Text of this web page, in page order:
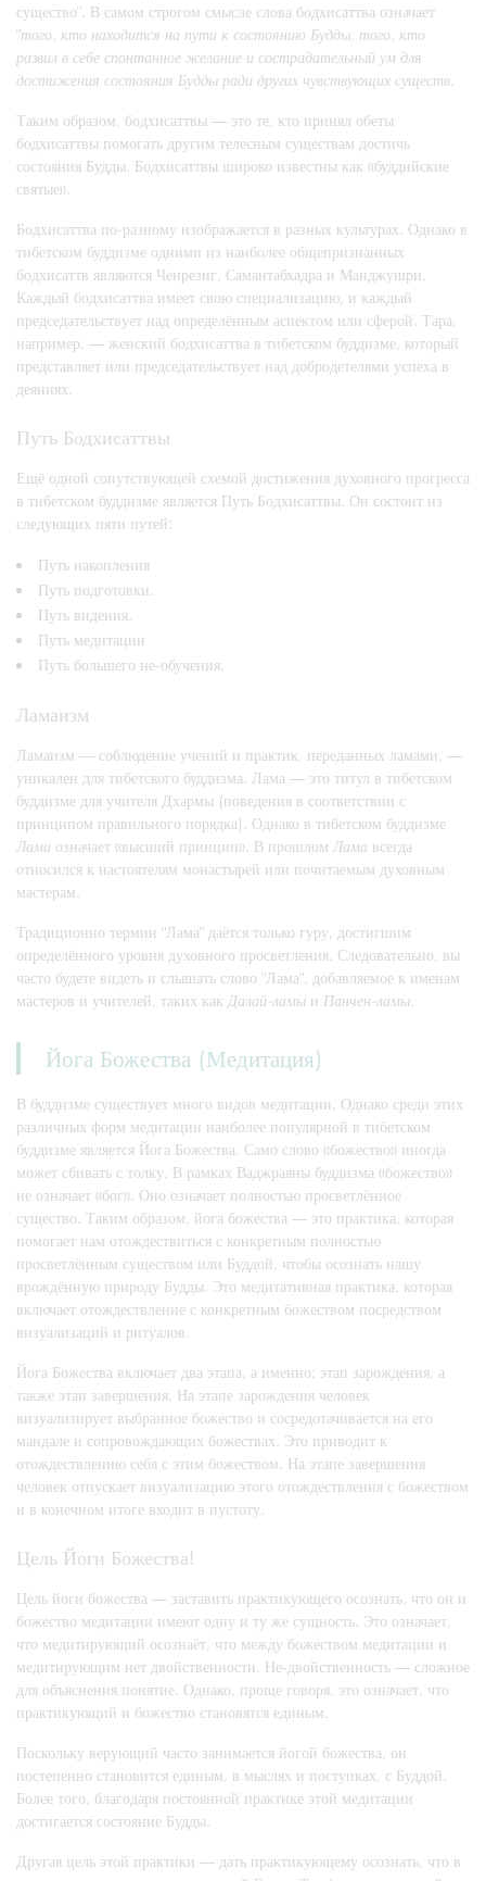
существо". В самом строгом смысле слова бодхисаттва означает
"того, кто находится на пути к состоянию Будды, того, кто
развил в себе спонтанное желание и сострадательный ум для
достижения состояния Будды ради других чувствующих существ
Таким образом, бодхисаттвы — это те, кто принял обеты
бодхисаттвы помогать другим телесным существам достичь
состояния Будды. Бодхисаттвы широко известны как «буддийские
святые».
Бодхисаттва по-разному изображается в разных культурах. Однако в
тибетском буддизме одними из наиболее общепризнанных
бодхисаттв являются Ченрезиг, Самантабхадра и Манджушри.
Каждый бодхисаттва имеет свою специализацию, и каждый
председательствует над определённым аспектом или сферой. Тара,
например, — женский бодхисаттва в тибетском буддизме, который
представляет или председательствует над добродетелями успеха в
деяниях.
Путь Бодхисаттвы
Ещё одной сопутствующей схемой достижения духовного прогресса
в тибетском буддизме является Путь Бодхисаттвы. Он состоит из
следующих пяти путей:
Путь накопления
Путь подготовки.
Путь видения.
Путь медитации
Путь большего не-обучения.
Ламаизм
Ламаизм — соблюдение учений и практик, переданных ламами, —
уникален для тибетского буддизма. Лама — это титул в тибетском
буддизме для учителя Дхармы (поведения в соответствии с
принципом правильного порядка). Однако в тибетском буддизме
Лама означает «высший принцип». В прошлом Лама всегда
относился к настоятелям монастырей или почитаемым духовным
мастерам.
Традиционно термин "Лама" даётся только гуру, достигшим
определённого уровня духовного просветления. Следовательно, вы
часто будете видеть и слышать слово "Лама", добавляемое к именам
мастеров и учителей, таких как Далай-ламы и Панчен-ламы
Йога Божества (Медитация)
В буддизме существует много видов медитации. Однако среди этих
различных форм медитации наиболее популярной в тибетском
буддизме является Йога Божества. Само слово «божество» иногда
может сбивать с толку. В рамках Ваджраяны буддизма «божество»
не означает «бог». Оно означает полностью просветлённое
существо. Таким образом, йога божества — это практика, которая
помогает нам отождествиться с конкретным полностью
просветлённым существом или Буддой, чтобы осознать нашу
врождённую природу Будды. Это медитативная практика, которая
включает отождествление с конкретным божеством посредством
визуализаций и ритуалов.
Йога Божества включает два этапа, а именно: этап зарождения, а
также этап завершения. На этапе зарождения человек
визуализирует выбранное божество и сосредотачивается на его
мандале и сопровождающих божествах. Это приводит к
отождествлению себя с этим божеством. На этапе завершения
человек отпускает визуализацию этого отождествления с божеством
и в конечном итоге входит в пустоту.
Цель Йоги Божества!
Цель йоги божества — заставить практикующего осознать, что он и
божество медитации имеют одну и ту же сущность. Это означает,
что медитирующий осознаёт, что между божеством медитации и
медитирующим нет двойственности. Не-двойственность — сложное
для объяснения понятие. Однако, проще говоря, это означает, что
практикующий и божество становятся единым.
Поскольку верующий часто занимается йогой божества, он
постепенно становится единым, в мыслях и поступках, с Буддой.
Более того, благодаря постоянной практике этой медитации
достигается состояние Будды.
Другая цель этой практики — дать практикующему осознать, что в